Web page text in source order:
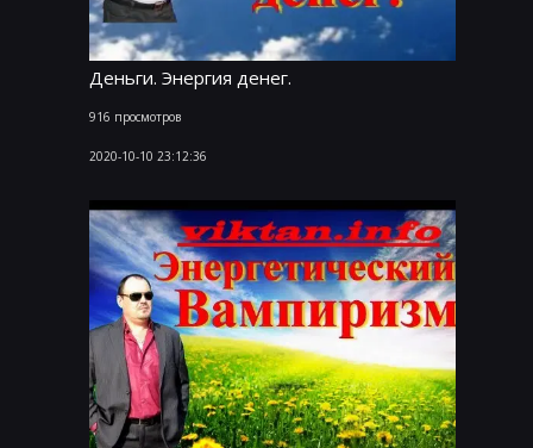
Деньги. Энергия денег.
916 просмотров
2020-10-10 23:12:36